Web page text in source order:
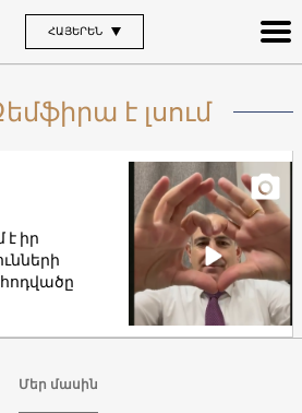
ՀԱՅԵՐԵՆ
է լսում
իր
Մեր մասին